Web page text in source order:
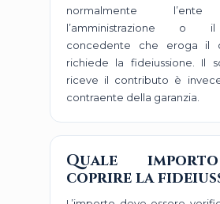
normalmente l’ente
l’amministrazione o
concedente che eroga il
richiede la fideiussione. Il
riceve il contributo è
contraente della garanzia.
Quale
coprire la